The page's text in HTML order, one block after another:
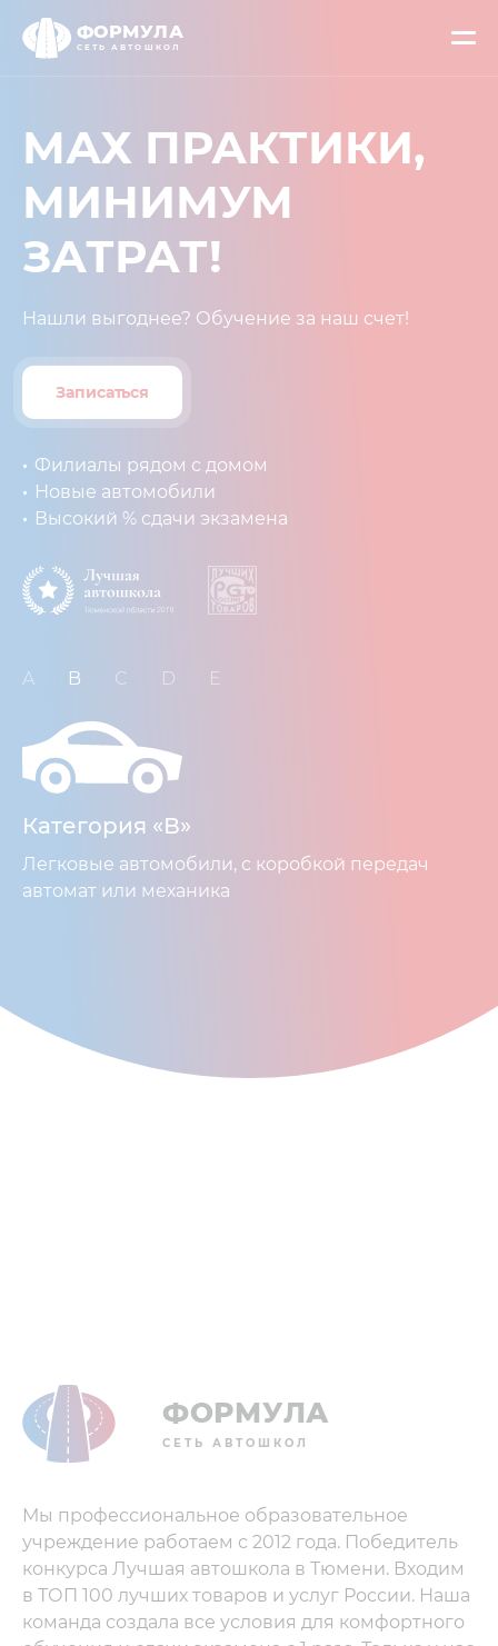
ФОРМУЛА
СЕТЬ АВТОШКОЛ
МАХ ПРАКТИКИ,
МИНИМУМ
ЗАТРАТ!⁣⁣
Нашли выгоднее? Обучение за наш счет!
Записаться
Филиалы рядом с домом
Новые автомобили
Высокий % сдачи экзамена
Категория «В»
Легковые автомобили, с коробкой передач
автомат или механика
A B C D E
ФОРМУЛА
СЕТЬ АВТОШКОЛ
Мы профессиональное образовательное
учреждение работаем с 2012 года. Победитель
конкурса Лучшая автошкола в Тюмени. Входим
в ТОП 100 лучших товаров и услуг России. Наша
команда создала все условия для комфортного